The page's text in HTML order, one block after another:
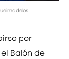
por
Balón de